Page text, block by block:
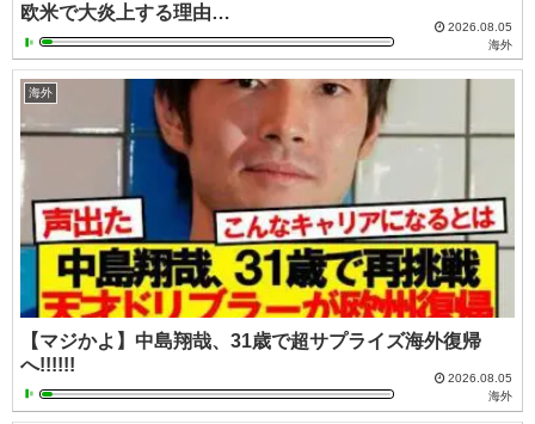
欧米で大炎上する理由…
2026.08.05
海外
海外
【マジかよ】中島翔哉、31歳で超サプライズ海外復帰
へ!!!!!!
2026.08.05
海外